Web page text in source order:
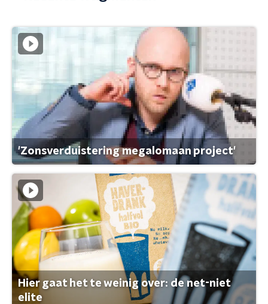
'Zonsverduistering megalomaan project'
Hier gaat het te weinig over: de net-niet
elite